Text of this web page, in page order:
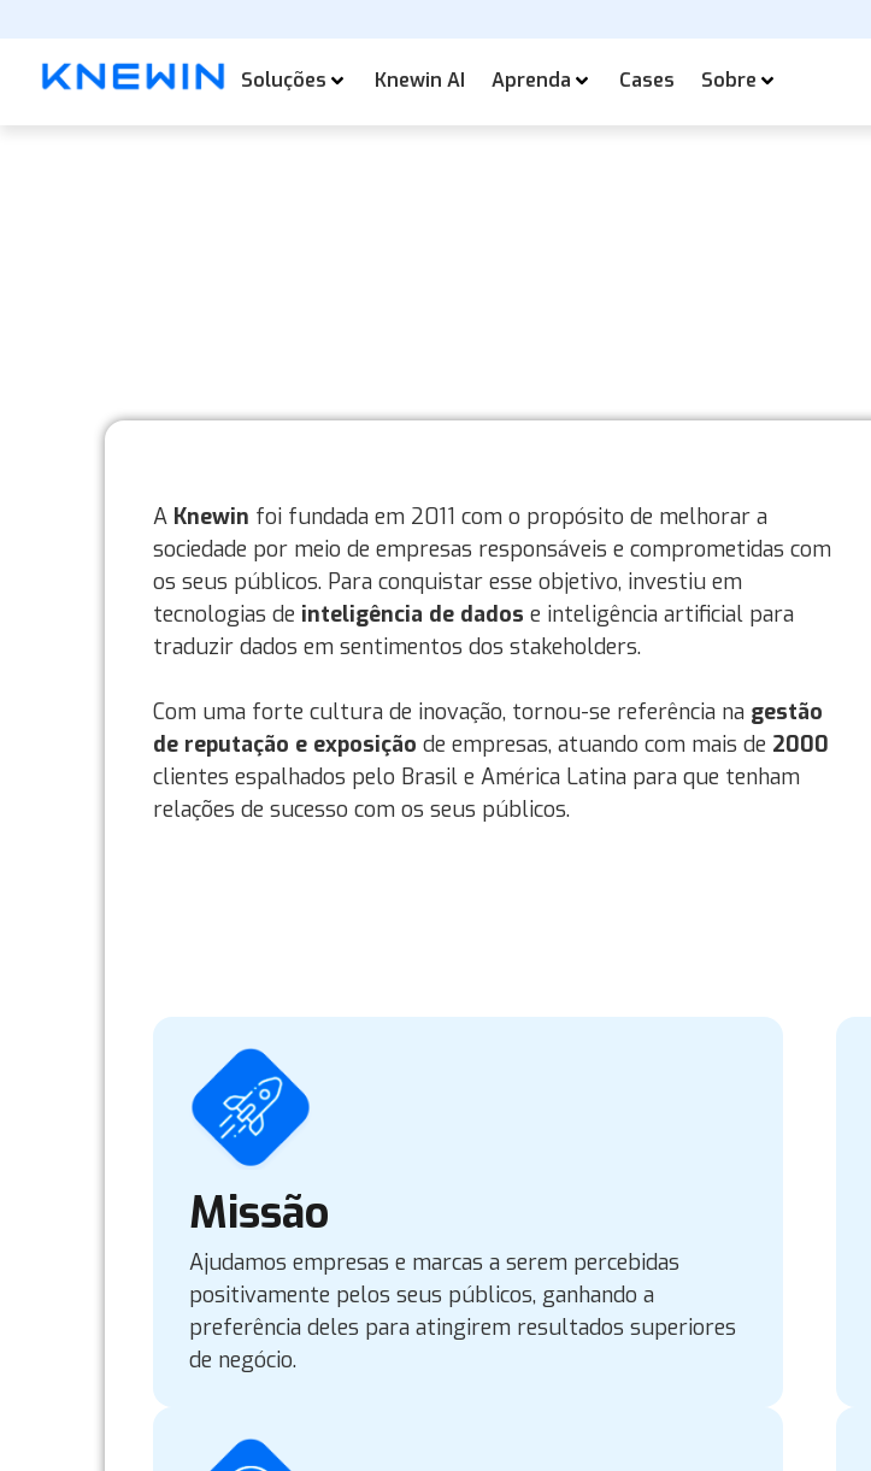
Soluções Knewin AI Aprenda Cases Sobre
A Knewin foi fundada em 2011 com o propósito de melhorar a
sociedade por meio de empresas responsáveis e comprometidas com
os seus públicos. Para conquistar esse objetivo, investiu em
tecnologias de inteligência de dados e inteligência artificial para
traduzir dados em sentimentos dos stakeholders.
Com uma forte cultura de inovação, tornou-se referência na gestão
de reputação e exposição de empresas, atuando com mais de 2000
clientes espalhados pelo Brasil e América Latina para que tenham
relações de sucesso com os seus públicos.
Missão
Ajudamos empresas e marcas a serem percebidas
positivamente pelos seus públicos, ganhando a
preferência deles para atingirem resultados superiores
de negócio.